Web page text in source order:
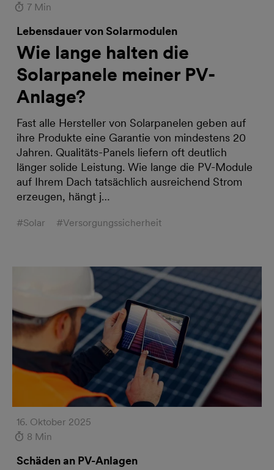
7 Min
Lebensdauer von Solarmodulen
Wie lange halten die
Solarpanele meiner PV-
Anlage?
Fast alle Hersteller von Solarpanelen geben auf
ihre Produkte eine Garantie von mindestens 20
Jahren. Qualitäts-Panels liefern oft deutlich
länger solide Leistung. Wie lange die PV-Module
auf Ihrem Dach tatsächlich ausreichend Strom
erzeugen, hängt j…
#Solar #Versorgungssicherheit
16. Oktober 2025
8 Min
Schäden an PV-Anlagen